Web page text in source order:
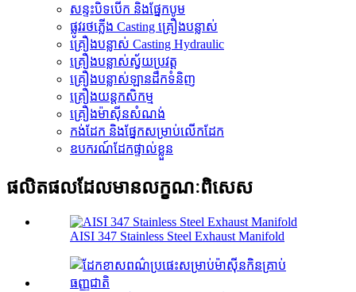
សន្ទះបិទបើក និងផ្នែកបូម
ផ្លូវរថភ្លើង Casting គ្រឿងបន្លាស់
គ្រឿងបន្លាស់ Casting Hydraulic
គ្រឿងបន្លាស់ស្វ័យប្រវត្ត
គ្រឿងបន្លាស់ឡានដឹកទំនិញ
គ្រឿងយន្តកសិកម្ម
គ្រឿងម៉ាស៊ីនសំណង់
កង់​ដែក និង​ផ្នែក​សម្រាប់​លើក​ដែក
ឧបករណ៍ដែកផ្ទាល់ខ្លួន
ផលិតផលដែលមានលក្ខណៈពិសេស
AISI 347 Stainless Steel Exhaust Manifold